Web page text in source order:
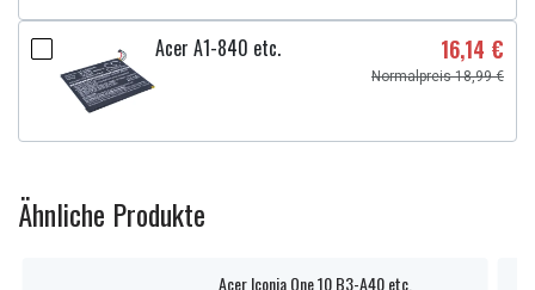
Acer A1-840 etc. 16,14 €
Normalpreis 18,99 €
Ähnliche Produkte
Acer Iconia One 10 B3-A40 etc.